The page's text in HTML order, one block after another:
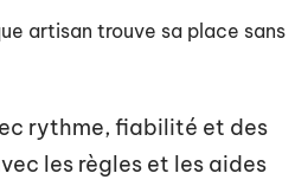
artisan trouve sa place sans
rythme, fiabilité et des
les règles et les aides